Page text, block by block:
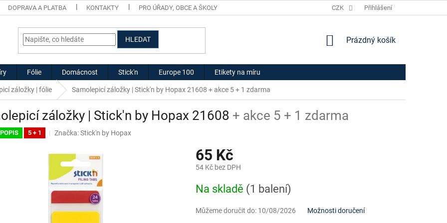
DOPRAVA A PLATBA KONTAKTY PRO ÚŘADY, OBCE A ŠKOLY HODNOCENÍ OBCHODU
CZK Přihlášení
HLEDAT
NÁKUPNÍ
Prázdný košík
Fólie Domácnost Stick'n Europe 100 Etikety na míru
záložky | fólie Samolepicí záložky | Stick'n by Hopax 21608 + akce 5 + 1 zdarma
záložky | Stick'n by Hopax 21608 + akce 5 + 1 zdarma
5 + 1 Značka:Stick'n by Hopax
65 Kč
54 Kč bez DPH
cena:
Na skladě (1 balení)
Můžeme doručit do: 10/08/2026 Možnosti doručení